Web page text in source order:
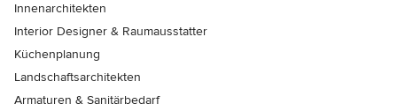
Innenarchitekten
Interior Designer & Raumausstatter
Küchenplanung
Landschaftsarchitekten
Armaturen & Sanitärbedarf